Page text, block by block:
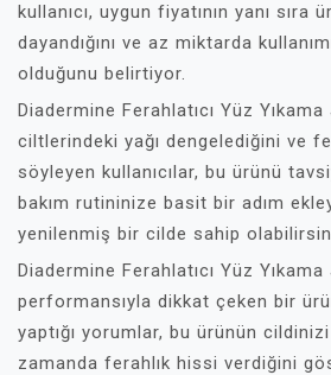
kullanıcı, uygun fiyatının yanı sıra
dayandığını ve az miktarda
olduğunu belirtiyor.
Diadermine Ferahlatıcı Yüz
ciltlerindeki yağı dengelediğini ve
söyleyen kullanıcılar, bu ürünü
bakım rutininize basit bir adım
yenilenmiş bir cilde sahip
Diadermine Ferahlatıcı Yüz
performansıyla dikkat çeken bir
yaptığı yorumlar, bu ürünün
zamanda ferahlık hissi verdiğini